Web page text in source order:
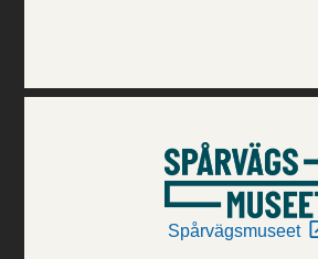
Spårvägsmuseet